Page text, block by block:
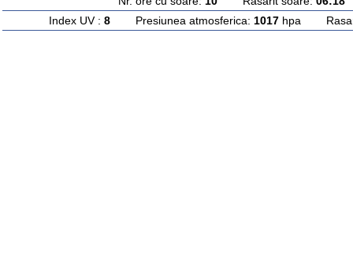
Index UV : 8Presiunea atmosferica: 1017hpa